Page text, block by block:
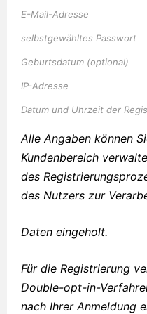
E-Mail-Adresse
selbstgewähltes Passwort
Geburtsdatum (optional)
IP-Adresse
Datum und Uhrzeit der
Alle Angaben können
Kundenbereich
des
des Nutzers zur
Daten eingeholt.
Für die Registrierung
Double-opt-in-
nach Ihrer Anmeldung